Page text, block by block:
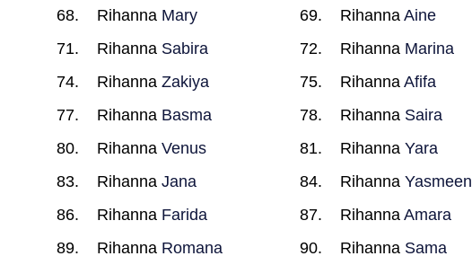
Rihanna Mary RihannaAine
Rihanna Sabira Rihanna Marina
Rihanna Zakiya RihannaAfifa
Rihanna Basma Rihanna Saira
Rihanna Venus RihannaYara
Rihanna Jana RihannaYasmeen
Rihanna Farida RihannaAmara
Rihanna Romana Rihanna Sama